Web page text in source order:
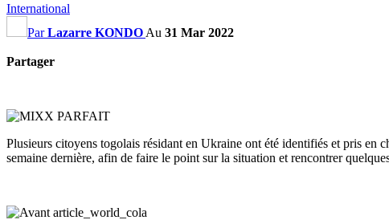
International
ParLazarre KONDO Au 31 Mar 2022
Partager
Plusieurs citoyens togolais résidant en Ukraine ont été identifiés et pris en
semaine dernière, afin de faire le point sur la situation et rencontrer